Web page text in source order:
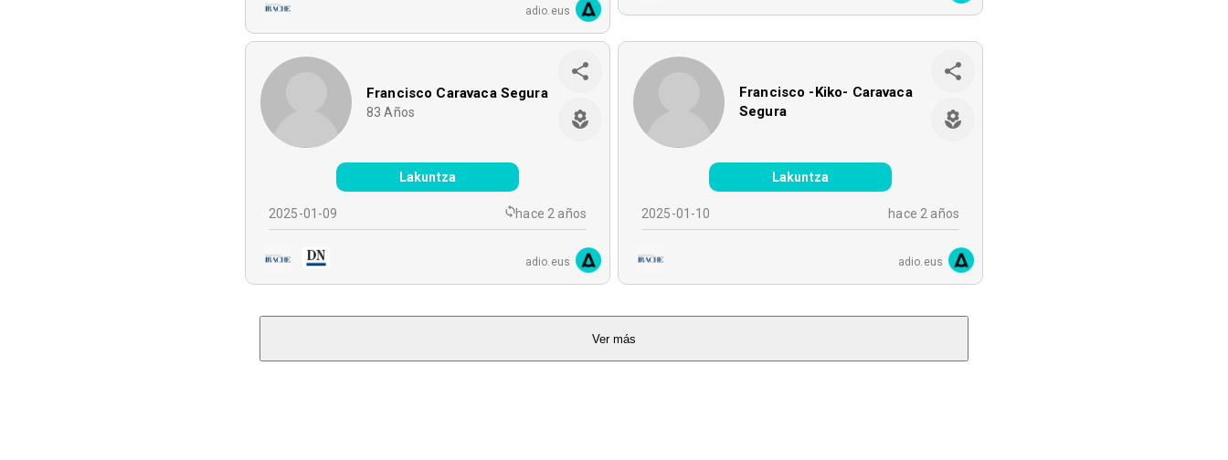
adio.eus
Francisco Caravaca Segura
83 Años
Lakuntza
2025-01-09 hace 2 años
adio.eus
Francisco -Kiko- Caravaca
Segura
Lakuntza
2025-01-10 hace 2 años
adio.eus
Ver más